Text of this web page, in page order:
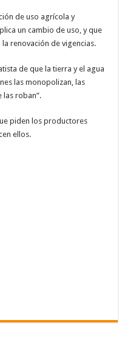
de uso agrícola y
un cambio de uso, y que
renovación de vigencias.
de que la tierra y el agua
las monopolizan, las
las roban”.
piden los productores
ellos.